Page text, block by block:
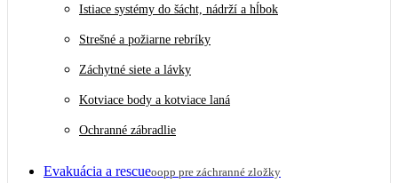
Istiace systémy do šácht, nádrží a hĺbok
Strešné a požiarne rebríky
Záchytné siete a lávky
Kotviace body a kotviace laná
Ochranné zábradlie
Evakuácia a rescueoopp pre záchranné zložky